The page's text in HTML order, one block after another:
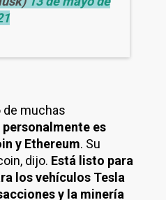
de muchas
personalmente es
y Ethereum. Su
dijo. Está listo para
los vehículos Tesla
y la minería